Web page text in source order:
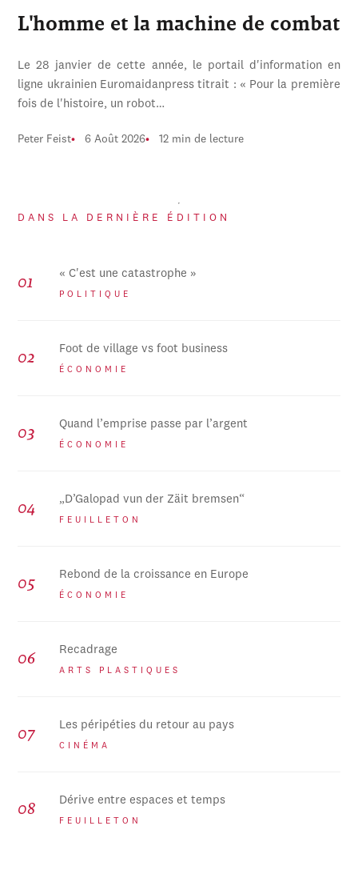
L'homme et la machine de combat
Le 28 janvier de cette année, le portail d'information en
ligne ukrainien Euromaidanpress titrait : « Pour la première
fois de l'histoire, un robot…
Peter Feist 6 Août 2026 12 min de lecture
DANS LA DERNIÈRE ÉDITION
« C'est une catastrophe »
POLITIQUE
Foot de village vs foot business
ÉCONOMIE
Quand l’emprise passe par l’argent
ÉCONOMIE
„D’Galopad vun der Zäit bremsen“
FEUILLETON
Rebond de la croissance en Europe
ÉCONOMIE
Recadrage
ARTS PLASTIQUES
Les péripéties du retour au pays
CINÉMA
Dérive entre espaces et temps
FEUILLETON